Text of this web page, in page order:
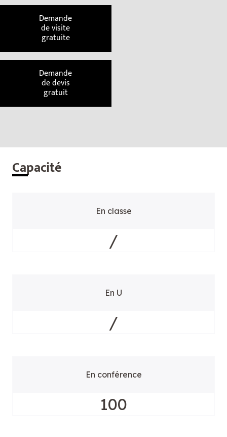
Demande
de visite
gratuite
Demande
de devis
gratuit
Capacité
En classe
/
En U
/
En conférence
100